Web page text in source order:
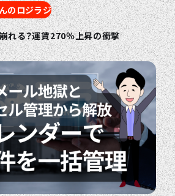
のロジラジ
れる？運賃270％上昇の衝撃